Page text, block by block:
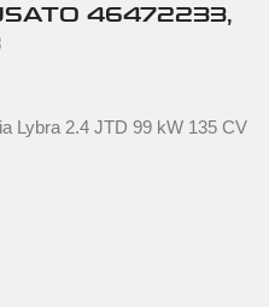
46472233,
Lybra 2.4 JTD 99 kW 135 CV